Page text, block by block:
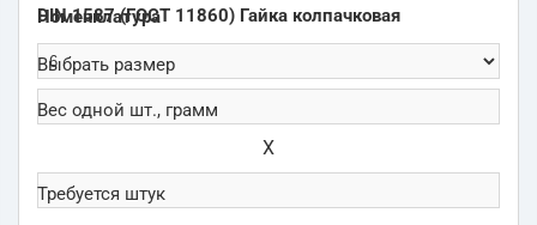
DIN 1587 (ГОСТ 11860) Гайка колпачковая
Х